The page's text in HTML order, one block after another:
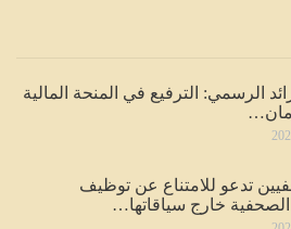
الرسمي: الترفيع في المنحة المالية
تدعو للامتناع عن توظيف
خارج سياقاتها…